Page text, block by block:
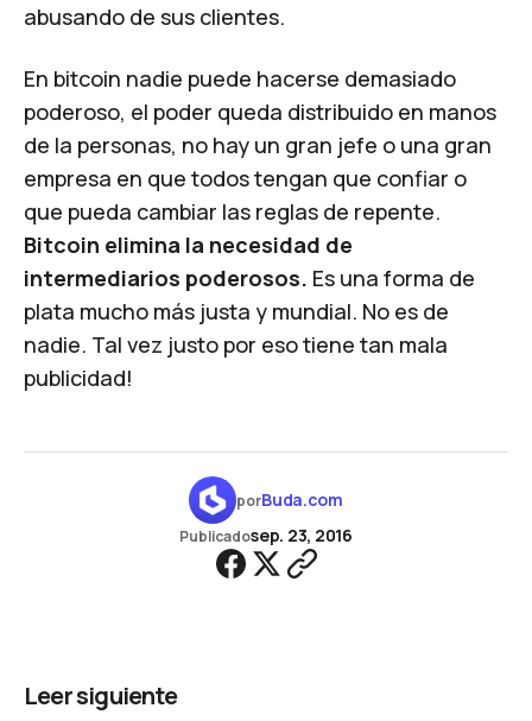
abusando de sus clientes.
En bitcoin nadie puede hacerse demasiado
poderoso, el poder queda distribuido en manos
de la personas, no hay un gran jefe o una gran
empresa en que todos tengan que confiar o
que pueda cambiar las reglas de repente.
Bitcoin elimina la necesidad de
intermediarios poderosos. Es una forma de
plata mucho más justa y mundial. No es de
nadie. Tal vez justo por eso tiene tan mala
publicidad!
porBuda.com
Publicadosep. 23, 2016
Leer siguiente